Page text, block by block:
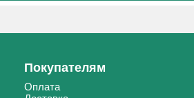
Покупателям
Оплата